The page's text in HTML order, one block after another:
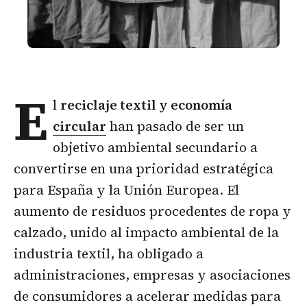
E l reciclaje textil y economía
circular han pasado de ser un
objetivo ambiental secundario a
convertirse en una prioridad estratégica
para España y la Unión Europea. El
aumento de residuos procedentes de ropa y
calzado, unido al impacto ambiental de la
industria textil, ha obligado a
administraciones, empresas y asociaciones
de consumidores a acelerar medidas para